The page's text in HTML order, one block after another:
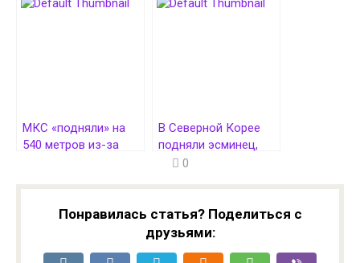
связаны со сдвигом
искру жизни
МКС «подняли» на
540 метров из-за
В Северной Корее
подняли эсминец,
опрокинувшийся при
0
Понравилась статья? Поделиться с
друзьями: